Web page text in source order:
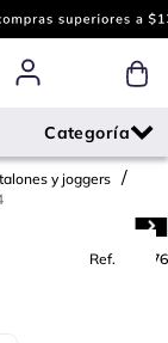
y joggers
Ref.
742476